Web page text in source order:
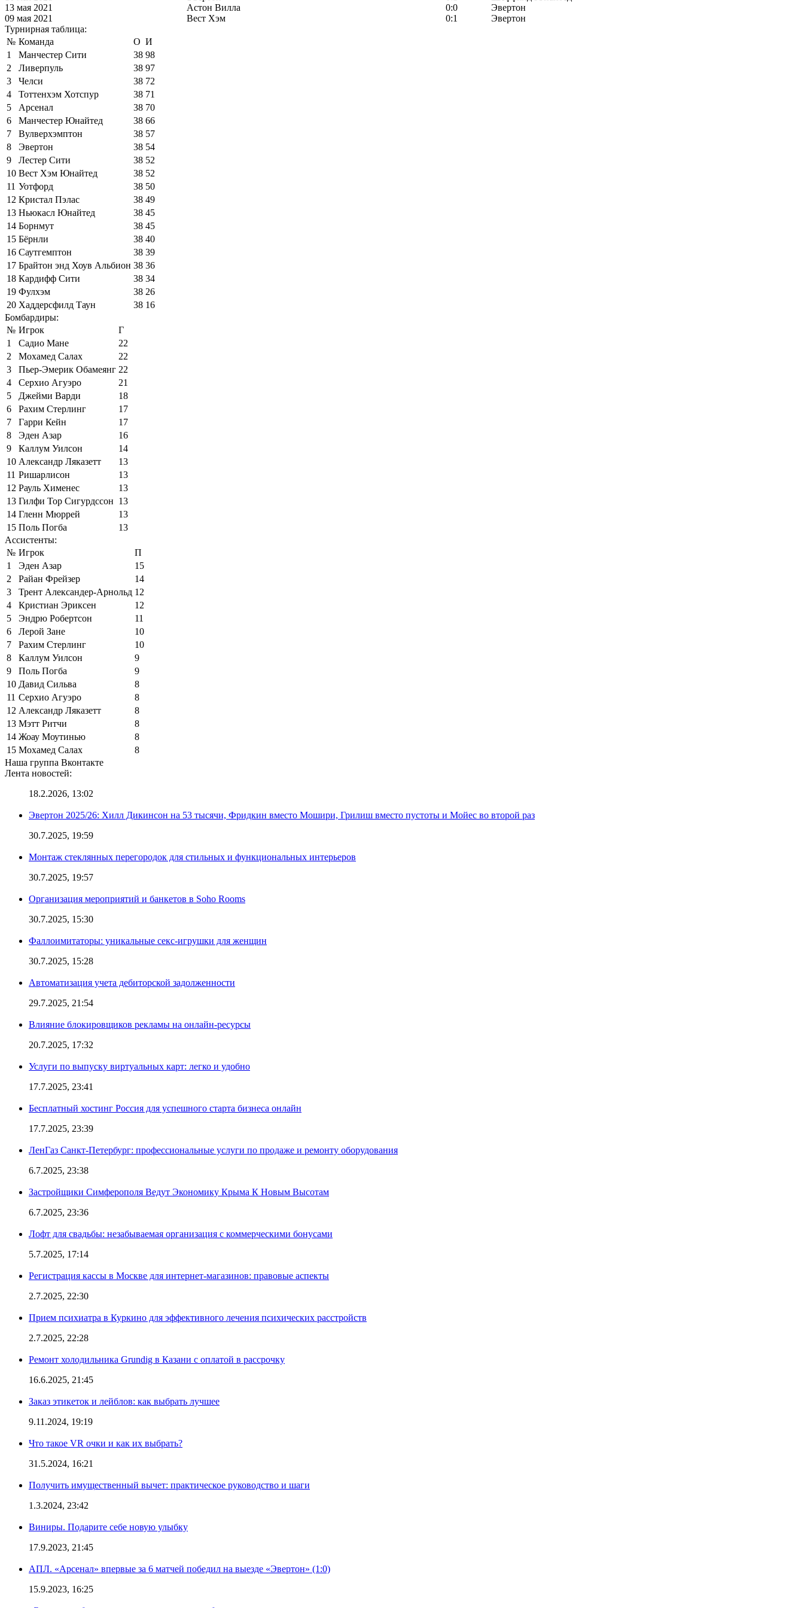
13 мая 2021
Астон Вилла 0:0
Эвертон
09 мая 2021
Вест Хэм 0:1
Эвертон
Турнирная таблица:
№ Команда О И
1
Манчестер Сити 38 98
2
Ливерпуль 38 97
3
Челси 38 72
4
Тоттенхэм Хотспур 38 71
5
Арсенал 38 70
6
Манчестер Юнайтед 38 66
7
Вулверхэмптон 38 57
8
Эвертон 38 54
9
Лестер Сити 38 52
10 Вест Хэм Юнайтед 38 52
11 Уотфорд 38 50
12 Кристал Пэлас 38 49
13 Ньюкасл Юнайтед 38 45
14 Борнмут 38 45
15 Бёрнли 38 40
16 Саутгемптон 38 39
17 Брайтон энд Хоув Альбион 38 36
18 Кардифф Сити 38 34
19 Фулхэм 38 26
20 Хаддерсфилд Таун 38 16
Бомбардиры:
№ Игрок
Г
1
Садио Мане
22
2
Мохамед Салах
22
3
Пьер-Эмерик Обамеянг 22
4
Серхио Агуэро
21
5
Джейми Варди
18
6
Рахим Стерлинг
17
7
Гарри Кейн
17
8
Эден Азар
16
9
Каллум Уилсон
14
10 Александр Ляказетт
13
11 Ришарлисон
13
12 Рауль Хименес
13
13 Гилфи Тор Сигурдссон 13
14 Гленн Мюррей
13
15 Поль Погба
13
Ассистенты:
№ Игрок
П
1
Эден Азар
15
2
Райан Фрейзер
14
3
Трент Александер-Арнольд 12
4
Кристиан Эриксен
12
5
Эндрю Робертсон
11
6
Лерой Зане
10
7
Рахим Стерлинг
10
8
Каллум Уилсон
9
9
Поль Погба
9
10 Давид Сильва
8
11 Серхио Агуэро
8
12 Александр Ляказетт
8
13 Мэтт Ритчи
8
14 Жоау Моутинью
8
15 Мохамед Салах
8
Наша группа Вконтакте
Лента новостей:
18.2.2026, 13:02
Эвертон 2025/26: Хилл Дикинсон на 53 тысячи, Фридкин вместо Мошири, Грилиш вместо пустоты и Мойес во второй раз
30.7.2025, 19:59
Монтаж стеклянных перегородок для стильных и функциональных интерьеров
30.7.2025, 19:57
Организация мероприятий и банкетов в Soho Rooms
30.7.2025, 15:30
Фаллоимитаторы: уникальные секс-игрушки для женщин
30.7.2025, 15:28
Автоматизация учета дебиторской задолженности
29.7.2025, 21:54
Влияние блокировщиков рекламы на онлайн-ресурсы
20.7.2025, 17:32
Услуги по выпуску виртуальных карт: легко и удобно
17.7.2025, 23:41
Бесплатный хостинг Россия для успешного старта бизнеса онлайн
17.7.2025, 23:39
ЛенГаз Санкт-Петербург: профессиональные услуги по продаже и ремонту оборудования
6.7.2025, 23:38
Застройщики Симферополя Ведут Экономику Крыма К Новым Высотам
6.7.2025, 23:36
Лофт для свадьбы: незабываемая организация с коммерческими бонусами
5.7.2025, 17:14
Регистрация кассы в Москве для интернет-магазинов: правовые аспекты
2.7.2025, 22:30
Прием психиатра в Куркино для эффективного лечения психических расстройств
2.7.2025, 22:28
Ремонт холодильника Grundig в Казани с оплатой в рассрочку
16.6.2025, 21:45
Заказ этикеток и лейблов: как выбрать лучшее
9.11.2024, 19:19
Что такое VR очки и как их выбрать?
31.5.2024, 16:21
Получить имущественный вычет: практическое руководство и шаги
1.3.2024, 23:42
Виниры. Подарите себе новую улыбку
17.9.2023, 21:45
АПЛ. «Арсенал» впервые за 6 матчей победил на выезде «Эвертон» (1:0)
15.9.2023, 16:25